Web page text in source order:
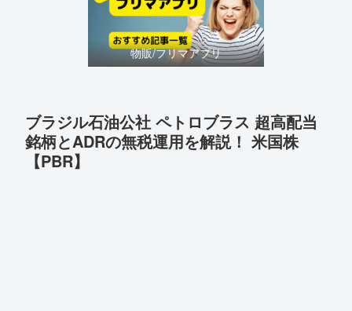
物販/フリマアプリ
ブラジル石油公社 ペトロブラス 超高配当
銘柄とADRの無税運用を解説！ 米国株
【PBR】